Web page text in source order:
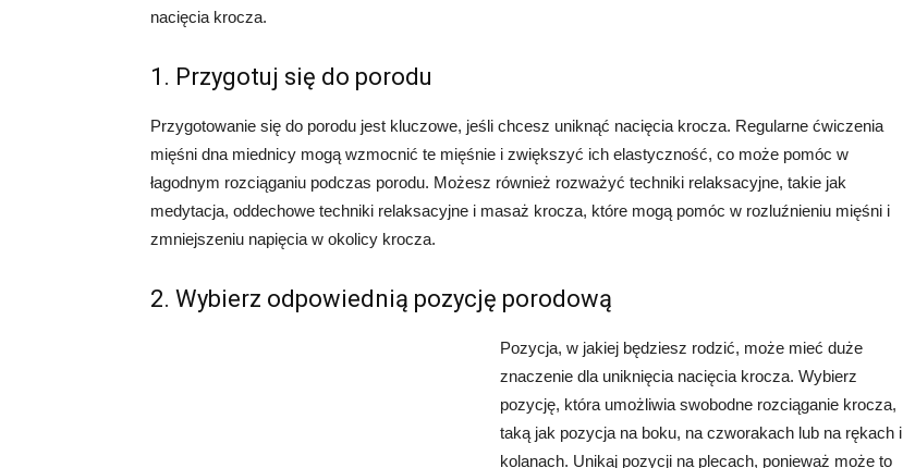
nacięcia krocza.
1. Przygotuj się do porodu
Przygotowanie się do porodu jest kluczowe, jeśli chcesz uniknąć nacięcia krocza. Regularne ćwiczenia
mięśni dna miednicy mogą wzmocnić te mięśnie i zwiększyć ich elastyczność, co może pomóc w
łagodnym rozciąganiu podczas porodu. Możesz również rozważyć techniki relaksacyjne, takie jak
medytacja, oddechowe techniki relaksacyjne i masaż krocza, które mogą pomóc w rozluźnieniu mięśni i
zmniejszeniu napięcia w okolicy krocza.
2. Wybierz odpowiednią pozycję porodową
Pozycja, w jakiej będziesz rodzić, może mieć duże
znaczenie dla uniknięcia nacięcia krocza. Wybierz
pozycję, która umożliwia swobodne rozciąganie krocza,
taką jak pozycja na boku, na czworakach lub na rękach i
kolanach. Unikaj pozycji na plecach, ponieważ może to